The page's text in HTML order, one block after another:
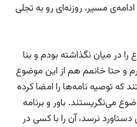
مسیر، روزنه‌ای رو به تجلی
در میان نگذاشته بودم و بنا
و حتا خانمم هم از این موضوع
که توصیه نامه‌ها را امضا کرده
می‌نگریستند. باور و برنامه
نرسد، آن را با کسی در